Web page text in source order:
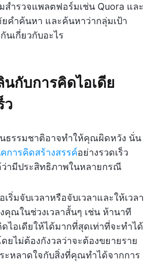
สำรวจแพลตฟอร์มเช่น Quora และ
ยคำค้นหา และค้นหาว่ากลุ่มเป้า
เกี่ยวกับอะไร
นกับการคิดไอเดีย
ว
นธรรมชาติอาจทำให้คุณผิดหวัง นั่น
การคิดสร้างสรรค์อย่างรวดเร็ว
ามีประสิทธิภาพในหลายกรณี
ริ่มจับเวลาหรือจับเวลาและให้เวลา
คุณในช่วงเวลาสั้นๆ เช่น ห้านาที
ไอเดียให้ได้มากที่สุดเท่าที่จะทำได้
ยไม่ต้องกังวลว่าจะต้องขยายราย
ะหลาดใจกับสิ่งที่คุณทำได้จากการ